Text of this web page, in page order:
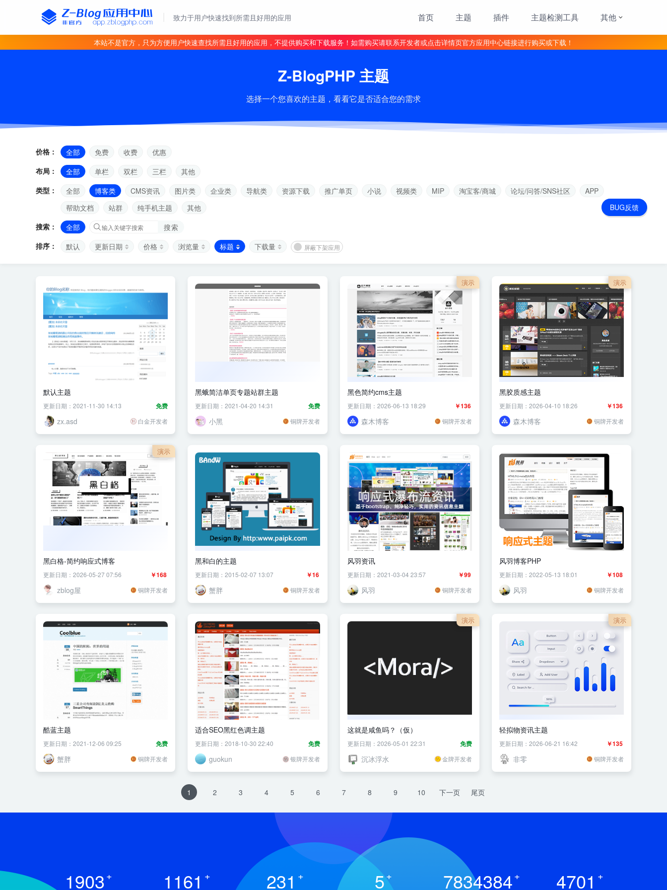
致力于用户快速找到所需且好用的应用 首页 主题 插件 主题检测工具 其他
本站不是官方，只为方便用户快速查找所需且好用的应用，不提供购买和下载服务！如需购买请联系开发者或点击详情页官方应用中心链接进行购买或下载！
Z-BlogPHP 主题
选择一个您喜欢的主题，看看它是否适合您的需求
价格： 全部 免费 收费
优惠
布局：
全部 单栏 双栏 三栏
其他
类型：
全部 博客类 CMS资讯 图片类 企业类 导航类 资源下载 推广单页 小说 视频类 MIP 淘宝客/商城 论坛/问答/SNS社区
APP
帮助文档
站群 纯手机主题
其他
搜索：
全部
搜索
排序：
默认 更新日期 价格 浏览量 标题 下载量 屏蔽下架应用
默认主题
免费
更新日期：2021-11-30 14:13
zx.asd 白金开发者
黑蛾简洁单页专题站群主题
免费
更新日期：2021-04-20 14:31
小黑 铜牌开发者
演示
黑色简约cms主题
￥136
更新日期：2026-06-13 18:29
森木博客 铜牌开发者
演示
黑胶质感主题
￥136
更新日期：2026-04-10 18:26
森木博客 铜牌开发者
演示
黑白格-简约响应式博客
￥168
更新日期：2026-05-27 07:56
zblog屋 铜牌开发者
黑和白的主题
￥16
更新日期：2015-02-07 13:07
蟹胖 铜牌开发者
风羽资讯
￥99
更新日期：2021-03-04 23:57
风羽 铜牌开发者
风羽博客PHP
￥108
更新日期：2022-05-13 18:01
风羽 铜牌开发者
酷蓝主题
免费
更新日期：2021-12-06 09:25
蟹胖 铜牌开发者
适合SEO黑红色调主题
免费
更新日期：2018-10-30 22:40
guokun 银牌开发者
演示
这就是咸鱼吗？（仮）
免费
更新日期：2026-05-01 22:31
沉冰浮水 金牌开发者
演示
轻拟物资讯主题
￥135
更新日期：2026-06-21 16:42
非零 铜牌开发者
1 2 3 4 5 6 7 8 9 10 下一页 尾页
1903+ 1161 + 231 + 5+ 7834384+ 4701 +
BUG反馈